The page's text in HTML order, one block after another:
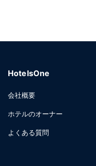
HotelsOne
会社概要
ホテルのオーナー
よくある質問